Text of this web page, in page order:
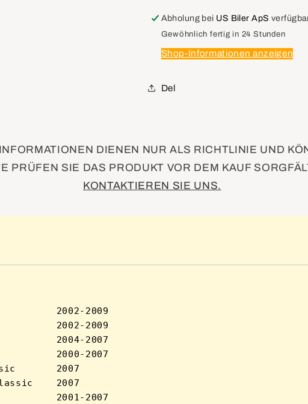
Case,Ignition
Lock
Case,Ignition
Lock
Abholung bei US Biler ApS
Gewöhnlich fertig in 24 Stunden
Shop-Informationen anzeigen
Del
DIENEN NUR ALS RICHTLINIE UND
PRÜFEN SIE DAS PRODUKT VOR DEM KAUF
KONTAKTIEREN SIE UNS.
2002-2009
2002-2009
2004-2007
2000-2007
2007
2007
2001-2007